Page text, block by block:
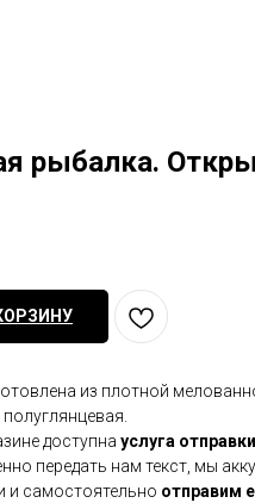
рыбалка.
из плотной
доступна услуга
передать нам текст, мы
и самостоятельно отправим